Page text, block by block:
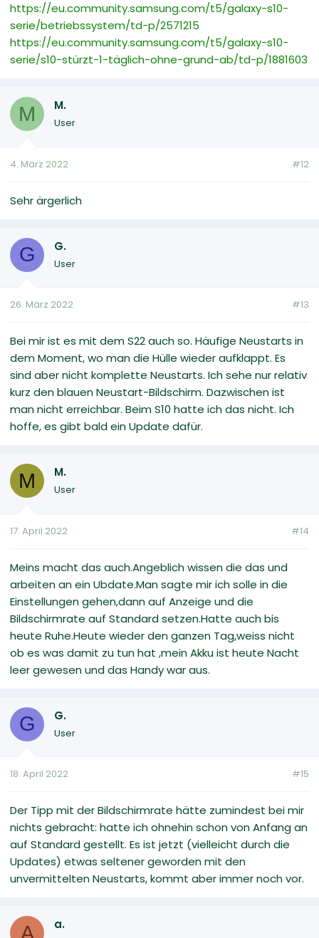
https://eu.community.samsung.com/t5/galaxy-s10-
serie/betriebssystem/td-p/2571215
https://eu.community.samsung.com/t5/galaxy-s10-
serie/s10-stürzt-1-täglich-ohne-grund-ab/td-p/1881603
M M.
User
4. März 2022 #12
Sehr ärgerlich
G G.
User
26. März 2022 #13
Bei mir ist es mit dem S22 auch so. Häufige Neustarts in
dem Moment, wo man die Hülle wieder aufklappt. Es
sind aber nicht komplette Neustarts. Ich sehe nur relativ
kurz den blauen Neustart-Bildschirm. Dazwischen ist
man nicht erreichbar. Beim S10 hatte ich das nicht. Ich
hoffe, es gibt bald ein Update dafür.
M M.
User
17. April 2022 #14
Meins macht das auch.Angeblich wissen die das und
arbeiten an ein Ubdate.Man sagte mir ich solle in die
Einstellungen gehen,dann auf Anzeige und die
Bildschirmrate auf Standard setzen.Hatte auch bis
heute Ruhe.Heute wieder den ganzen Tag,weiss nicht
ob es was damit zu tun hat ,mein Akku ist heute Nacht
leer gewesen und das Handy war aus.
G G.
User
18. April 2022 #15
Der Tipp mit der Bildschirmrate hätte zumindest bei mir
nichts gebracht: hatte ich ohnehin schon von Anfang an
auf Standard gestellt. Es ist jetzt (vielleicht durch die
Updates) etwas seltener geworden mit den
unvermittelten Neustarts, kommt aber immer noch vor.
A a.